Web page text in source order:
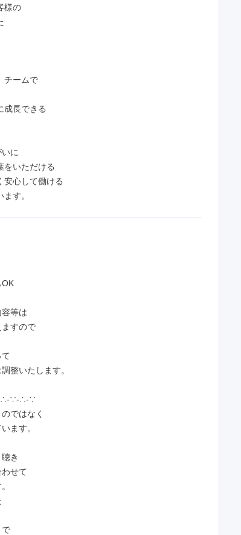
に
す。
等は
すので
整いたします。
∵-∴-∵
ではなく
ます。
き
せて
で